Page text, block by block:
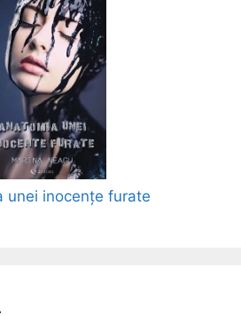
unei inocențe furate